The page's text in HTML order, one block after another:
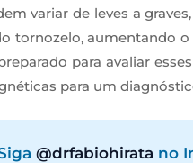
variar de leves a
aumentando
para avaliar
para um
@drfabiohirata no